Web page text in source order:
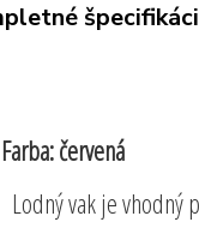
Farba:červená
Lodný vak je vhodný